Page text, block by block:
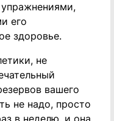
его
здоровье.
не
вашего
не надо, просто
в неделю, и она